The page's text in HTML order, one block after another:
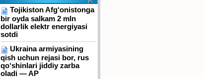
Tojikiston Afg‘onistonga
bir oyda salkam 2 mln
dollarlik elektr energiyasi
sotdi
Ukraina armiyasining
qish uchun rejasi bor, rus
qo‘shinlari jiddiy zarba
oladi — AP